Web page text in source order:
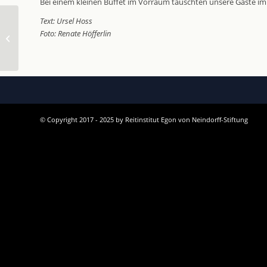
Text: Ursel Hoss
Foto: Renate Höfferlin
© Copyright 2017 - 2025 by Reitinstitut Egon von Neindorff-Stiftung
Traditionelle